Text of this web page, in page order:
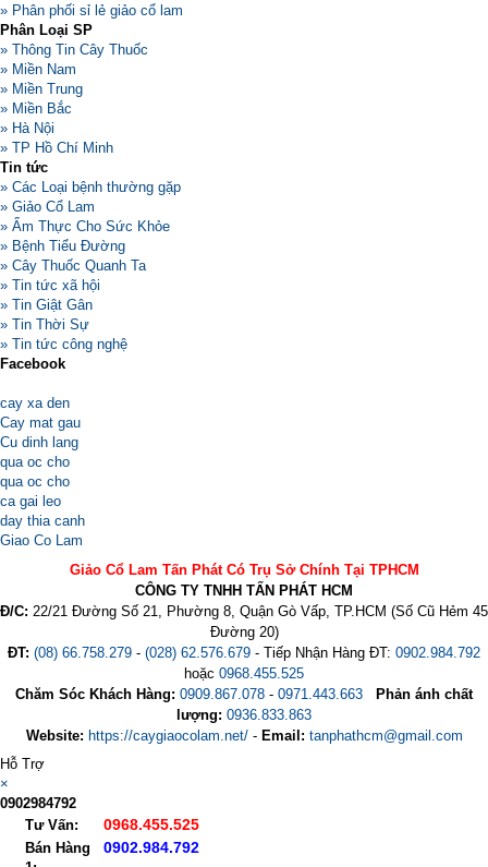
» Phân phối sỉ lẻ giảo cổ lam
Phân Loại SP
» Thông Tin Cây Thuốc
» Miền Nam
» Miền Trung
» Miền Bắc
» Hà Nội
» TP Hồ Chí Minh
Tin tức
» Các Loại bệnh thường gặp
» Giảo Cổ Lam
» Ẩm Thực Cho Sức Khỏe
» Bệnh Tiểu Đường
» Cây Thuốc Quanh Ta
» Tin tức xã hội
» Tin Giật Gân
» Tin Thời Sự
» Tin tức công nghệ
Facebook
cay xa den
Cay mat gau
Cu dinh lang
qua oc cho
qua oc cho
ca gai leo
day thia canh
Giao Co Lam
Giảo Cổ Lam Tấn Phát Có Trụ Sở Chính Tại TPHCM
CÔNG TY TNHH TẤN PHÁT HCM
Đ/C: 22/21 Đường Số 21, Phường 8, Quận Gò Vấp, TP.HCM (Số Cũ Hẻm 45
Đường 20)
ĐT: (08) 66.758.279 - (028) 62.576.679 - Tiếp Nhận Hàng ĐT: 0902.984.792
hoặc 0968.455.525
Chăm Sóc Khách Hàng: 0909.867.078 - 0971.443.663
Phản ánh chất
lượng: 0936.833.863
Website: https://caygiaocolam.net/- Email: tanphathcm@gmail.com
Hỗ Trợ
×
0902984792
Tư Vấn:
0968.455.525
Bán Hàng
0902.984.792